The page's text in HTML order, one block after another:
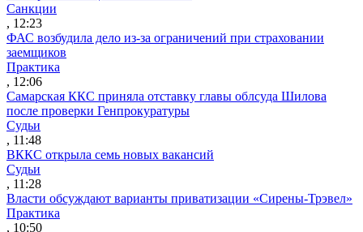
Санкции
, 12:23
ФАС возбудила дело из-за ограничений при страховании
заемщиков
Практика
, 12:06
Самарская ККС приняла отставку главы облсуда Шилова
после проверки Генпрокуратуры
Судьи
, 11:48
ВККС открыла семь новых вакансий
Судьи
, 11:28
Власти обсуждают варианты приватизации «Сирены-Трэвел»
Практика
, 10:50